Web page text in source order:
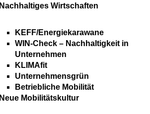
Nachhaltiges Wirtschaften
KEFF/Energiekarawane
WIN-Check – Nachhaltigkeit in
Unternehmen
KLIMAfit
Unternehmensgrün
Betriebliche Mobilität
Neue Mobilitätskultur